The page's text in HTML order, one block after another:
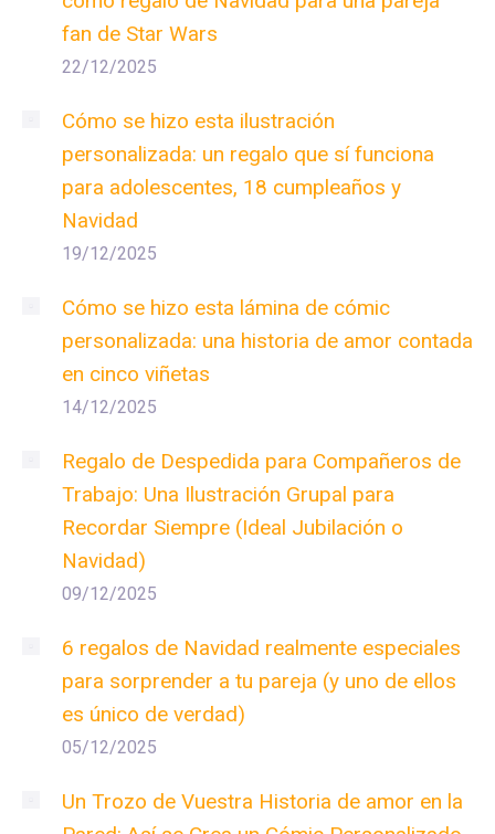
fan de Star Wars
22/12/2025
Cómo se hizo esta ilustración
personalizada: un regalo que sí funciona
para adolescentes, 18 cumpleaños y
Navidad
19/12/2025
Cómo se hizo esta lámina de cómic
personalizada: una historia de amor contada
en cinco viñetas
14/12/2025
Regalo de Despedida para Compañeros de
Trabajo: Una Ilustración Grupal para
Recordar Siempre (Ideal Jubilación o
Navidad)
09/12/2025
6 regalos de Navidad realmente especiales
para sorprender a tu pareja (y uno de ellos
es único de verdad)
05/12/2025
Un Trozo de Vuestra Historia de amor en la